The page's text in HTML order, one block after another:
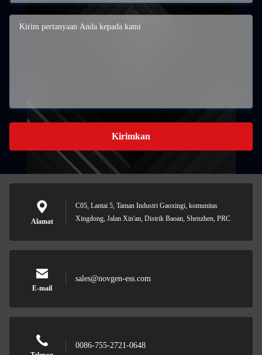
Kirimkan
Alamat
C05, Lantai 5, Taman Industri Gaoxingi, komunitas
Xingdong, Jalan Xin'an, Distrik Baoan, Shenzhen, PRC
E-mail
sales@novgen-ess.com
0086-755-2721-0648